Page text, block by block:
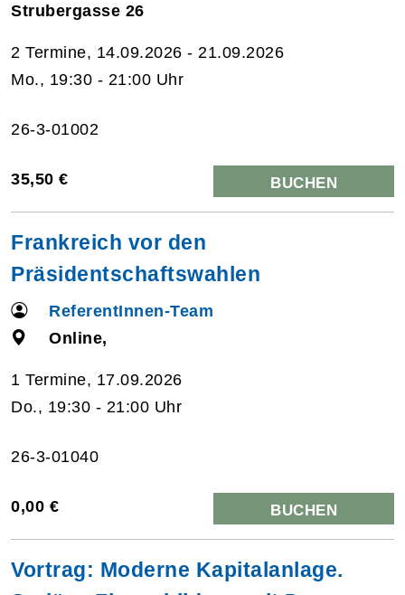
Strubergasse 26
2 Termine, 14.09.2026 - 21.09.2026
Mo., 19:30 - 21:00 Uhr
26-3-01002
35,50 € BUCHEN
Frankreich vor den
Präsidentschaftswahlen
ReferentInnen-Team
Online,
1 Termine, 17.09.2026
Do., 19:30 - 21:00 Uhr
26-3-01040
0,00 € BUCHEN
Vortrag: Moderne Kapitalanlage.